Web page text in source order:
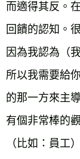
而適得其反。
回饋的認知。
因為我認為（
所以我需要給
的那一方來主
有個非常棒的
（比如：員工